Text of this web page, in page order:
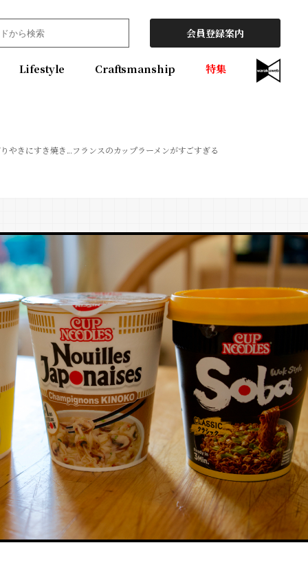
会員登録案内
Lifestyle Craftsmanship 特集
やきにすき焼き...フランスのカップラーメンがすごすぎる